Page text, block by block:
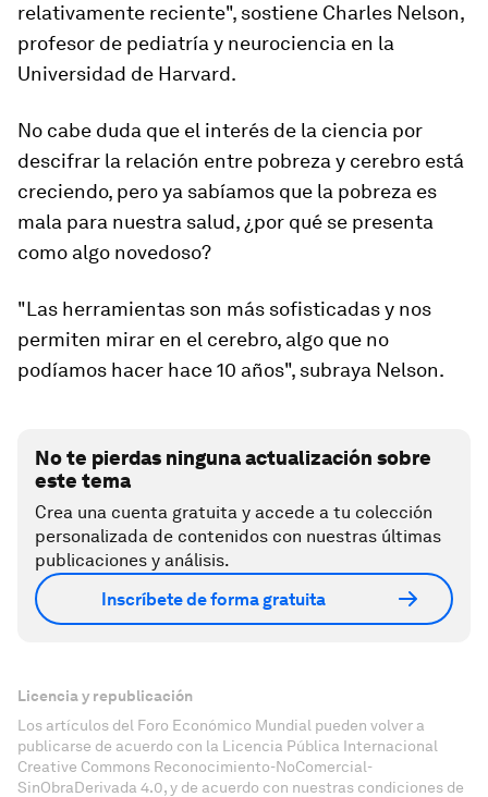
relativamente reciente", sostiene Charles Nelson,
profesor de pediatría y neurociencia en la
Universidad de Harvard.
No cabe duda que el interés de la ciencia por
descifrar la relación entre pobreza y cerebro está
creciendo, pero ya sabíamos que la pobreza es
mala para nuestra salud, ¿por qué se presenta
como algo novedoso?
"Las herramientas son más sofisticadas y nos
permiten mirar en el cerebro, algo que no
podíamos hacer hace 10 años", subraya Nelson.
No te pierdas ninguna actualización sobre
este tema
Crea una cuenta gratuita y accede a tu colección
personalizada de contenidos con nuestras últimas
publicaciones y análisis.
Inscríbete de forma gratuita
Licencia y republicación
Los artículos del Foro Económico Mundial pueden volver a
publicarse de acuerdo con la Licencia Pública Internacional
Creative Commons Reconocimiento-NoComercial-
SinObraDerivada 4.0, y de acuerdo con nuestras condiciones de